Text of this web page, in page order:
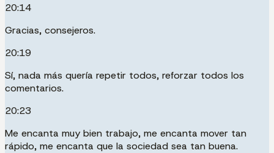
20:14
Gracias, consejeros.
20:19
Sí, nada más quería repetir todos, reforzar todos los
comentarios.
20:23
Me encanta muy bien trabajo, me encanta mover tan
rápido, me encanta que la sociedad sea tan buena.